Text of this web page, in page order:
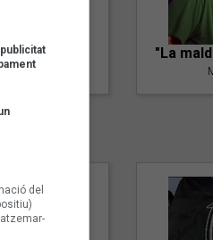
A Kiss" "La
del